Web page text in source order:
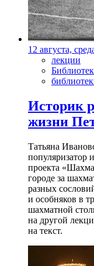
12 августа,
лекции
Историк
жизни
Татьяна
популяризатор
проекта
городе за
разных
и особняков в
шахматной
на другой
на текст.